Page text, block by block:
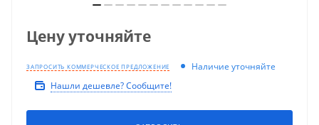
Цену уточняйте
ЗАПРОСИТЬ КОММЕРЧЕСКОЕ ПРЕДЛОЖЕНИЕ
Наличие уточняйте
Нашли дешевле? Сообщите!